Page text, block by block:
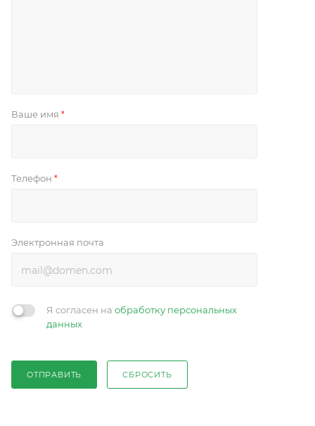
Ваше имя *
Телефон *
Электронная почта
Я согласен на обработку персональных
данных
ОТПРАВИТЬ СБРОСИТЬ